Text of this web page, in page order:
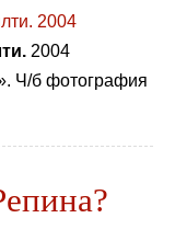
2004
Ч/б фотография